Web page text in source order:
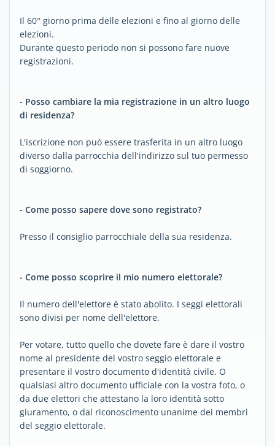
Il 60° giorno prima delle elezioni e fino al giorno delle
elezioni.
Durante questo periodo non si possono fare nuove
registrazioni.
- Posso cambiare la mia registrazione in un altro luogo
di residenza?
L'iscrizione non può essere trasferita in un altro luogo
diverso dalla parrocchia dell'indirizzo sul tuo permesso
di soggiorno.
- Come posso sapere dove sono registrato?
Presso il consiglio parrocchiale della sua residenza.
- Come posso scoprire il mio numero elettorale?
Il numero dell'elettore è stato abolito. I seggi elettorali
sono divisi per nome dell'elettore.
Per votare, tutto quello che dovete fare è dare il vostro
nome al presidente del vostro seggio elettorale e
presentare il vostro documento d'identità civile. O
qualsiasi altro documento ufficiale con la vostra foto, o
da due elettori che attestano la loro identità sotto
giuramento, o dal riconoscimento unanime dei membri
del seggio elettorale.